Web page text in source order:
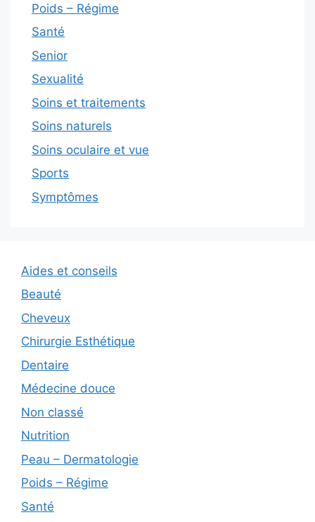
Poids – Régime
Santé
Senior
Sexualité
Soins et traitements
Soins naturels
Soins oculaire et vue
Sports
Symptômes
Aides et conseils
Beauté
Cheveux
Chirurgie Esthétique
Dentaire
Médecine douce
Non classé
Nutrition
Peau – Dermatologie
Poids – Régime
Santé